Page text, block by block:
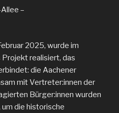
–
2025, wurde im
realisiert, das
die Aachener
mit Vertreter:innen der
Bürger:innen wurden
die historische